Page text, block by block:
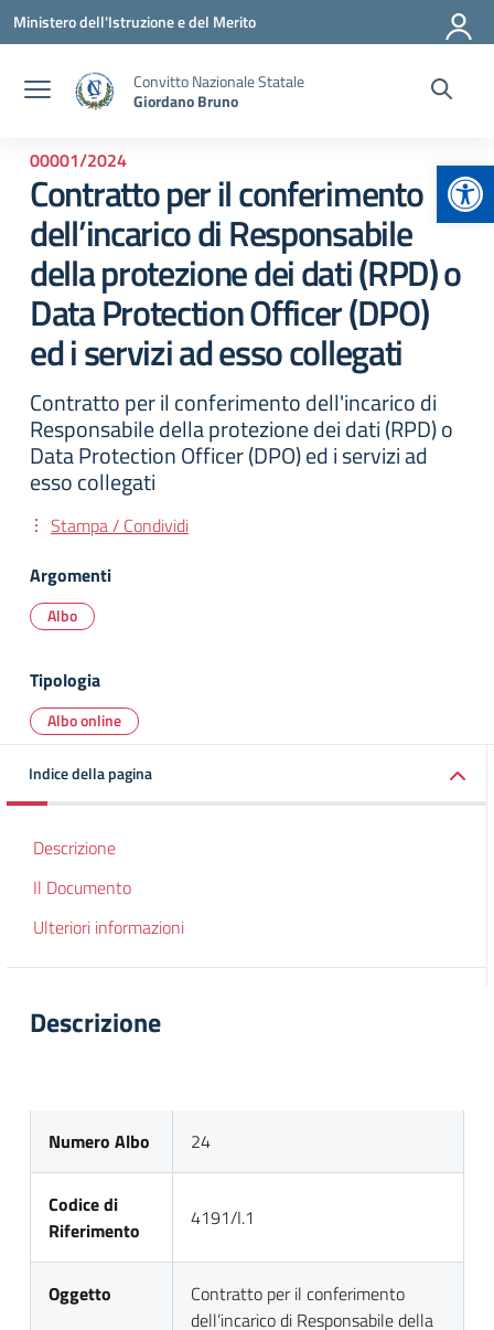
Vai ai contenuti
Vai al menu di navigazione
Vai al footer
Ministero dell'Istruzione e del Merito
Convitto Nazionale Statale
Giordano Bruno
00001/2024
Contratto per il conferimento
dell’incarico di Responsabile
della protezione dei dati (RPD) o
Data Protection Officer (DPO)
ed i servizi ad esso collegati
Contratto per il conferimento dell'incarico di
Responsabile della protezione dei dati (RPD) o
Data Protection Officer (DPO) ed i servizi ad
esso collegati
Stampa / Condividi
Argomenti
Albo
Tipologia
Albo online
Indice della pagina
Descrizione
Il Documento
Ulteriori informazioni
Descrizione
Numero Albo 24
Codice di
Riferimento
4191/I.1
Oggetto
Contratto per il conferimento
dell’incarico di Responsabile della